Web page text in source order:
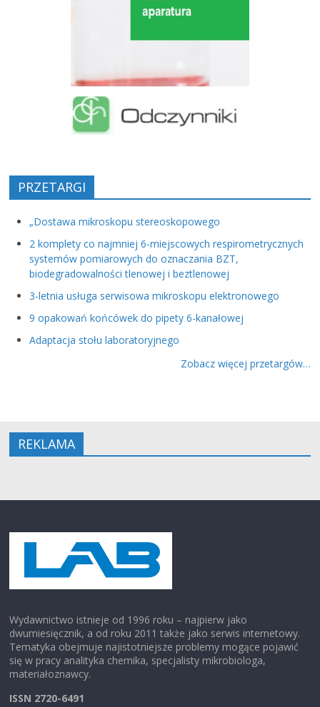
PRZETARGI
„Dostawa mikroskopu stereoskopowego
2 komplety co najmniej 6-miejscowych respirometrycznych
systemów pomiarowych do oznaczania BZT,
biodegradowalności tlenowej i beztlenowej
3-letnia usługa serwisowa mikroskopu elektronowego
9 opakowań końcówek do pipety 6-kanałowej
Adaptacja stołu laboratoryjnego
Zobacz więcej przetargów…
REKLAMA
Wydawnictwo istnieje od 1996 roku – najpierw jako
dwumiesięcznik, a od roku 2011 także jako serwis internetowy.
Tematyka obejmuje najistotniejsze problemy mogące pojawić
się w pracy analityka chemika, specjalisty mikrobiologa,
materiałoznawcy.
ISSN 2720-6491